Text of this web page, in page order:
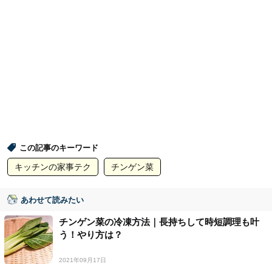
この記事のキーワード
キッチンの家事テク チンゲン菜
あわせて読みたい
チンゲン菜の冷凍方法｜長持ちして時短調理も叶
う！やり方は？
2021年09月17日